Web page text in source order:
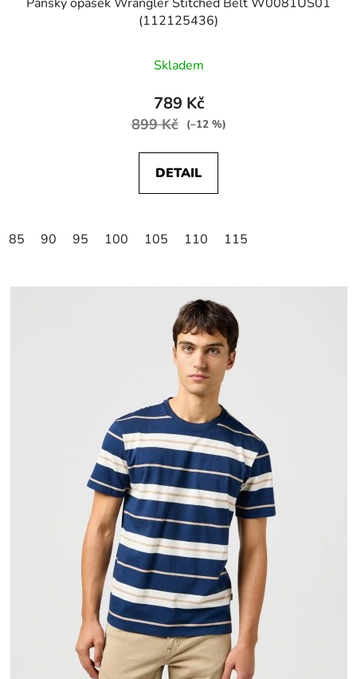
(112125436)
Skladem
789 Kč
899 Kč (–12 %)
DETAIL
85 90 95 100 105 110 115